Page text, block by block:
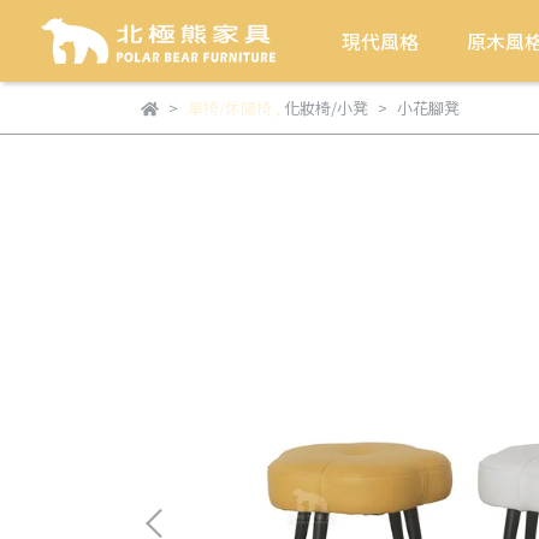
現代風格 原木風
單椅/休閒椅 , 化妝椅/小凳 小花腳凳